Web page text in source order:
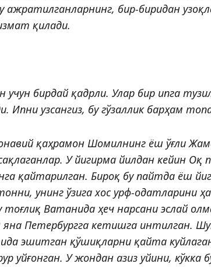
ажратилганларнинг, бир-биридан
қилади.
бирдай қадрли. Улар бир ипга
Ипни узсангиз, бу гўзаллик барҳам
қаҳрамон Шомилнинг ёш ўғли
У йигирма йилдан кейин
қайтарилган. Бироқ бу пайтда ёш
унинг ўзига хос урф-одатларини
тоғлиқ Ватанида ҳеч нарсани эслай
Петербургга кетишга интилган.
эшитган қўшиқларни қайта
уйғонган. У жондан азиз уйини, кўкка